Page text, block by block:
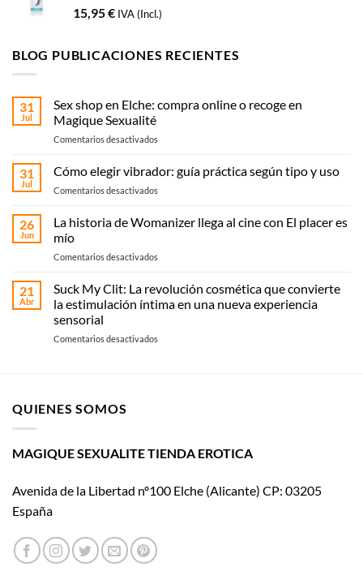
15,95€ IVA (Incl.)
BLOG PUBLICACIONES RECIENTES
31
Jul
Sex shop en Elche: compra online o recoge en
Magique Sexualité
Comentarios desactivadosen
shop
Elche:
online
en
Sexualité
31
Jul
Cómo elegir vibrador: guía práctica según tipo y uso
Comentarios desactivadosen
elegir
práctica
tipo
26
Jun
La historia de Womanizer llega al cine con El placer es
mío
Comentarios desactivadosen
historia
Womanizer
al
21
Abr
Suck My Clit: La revolución cosmética que convierte
la estimulación íntima en una nueva experiencia
sensorial
Comentarios desactivadosen
convierte
íntima
QUIENES SOMOS
MAGIQUE SEXUALITE TIENDA EROTICA
Avenida de la Libertad nº100 Elche (Alicante) CP: 03205
España